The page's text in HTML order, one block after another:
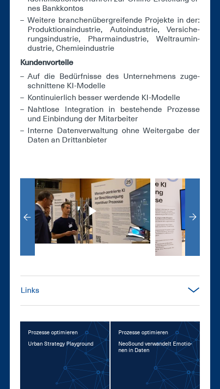
nes Bank­kon­tos
Wei­te­re bran­chen­über­grei­fen­de Pro­jek­te in der:
Pro­duk­ti­ons­in­dus­trie, Au­to­in­dus­trie, Ver­si­che­
rungs­in­dus­trie, Phar­ma­in­dus­trie, Welt­raum­in­
dus­trie, Che­mie­in­dus­trie
Kun­den­vor­tei­le
Auf die Be­dürf­nis­se des Un­ter­neh­mens zu­ge­
schnit­te­ne KI-Mo­del­le
Kon­ti­nu­ier­lich bes­ser wer­den­de KI-Mo­del­le
Naht­lo­se In­te­gra­ti­on in be­stehen­de Pro­zes­se
und Ein­bin­dung der Mit­ar­bei­ter
In­ter­ne Da­ten­ver­wal­tung oh­ne Wei­ter­ga­be der
Da­ten an Dritt­an­bie­ter
Links
Prozesse optimieren
Ur­ban Stra­te­gy Play­ground
Prozesse optimieren
Neo­Sound ver­wan­delt Emo­tio­
nen in Da­ten